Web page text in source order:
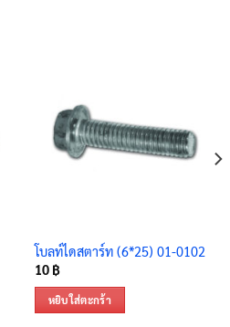
โบลท์ไดสตาร์ท (6*25) 01-0102
10 ฿
หยิบใส่ตะกร้า